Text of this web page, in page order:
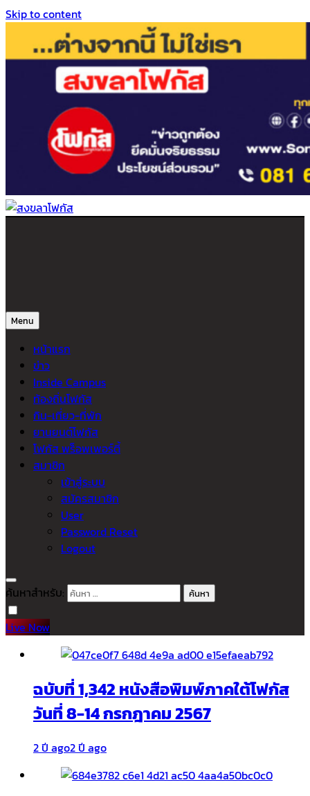
Skip to content
Menu
หน้าแรก
ข่าว
Inside Campus
ท้องถิ่นโฟกัส
กิน-เที่ยว-ที่พัก
ยานยนต์โฟกัส
โฟกัส พร็อพเพอร์ตี้
สมาชิก
เข้าสู่ระบบ
สมัครสมาชิก
User
Password Reset
Logout
ค้นหาสำหรับ:
Live Now
ฉบับที่ 1,342 หนังสือพิมพ์ภาคใต้โฟกัส
วันที่ 8-14 กรกฎาคม 2567
2 ปี ago2 ปี ago